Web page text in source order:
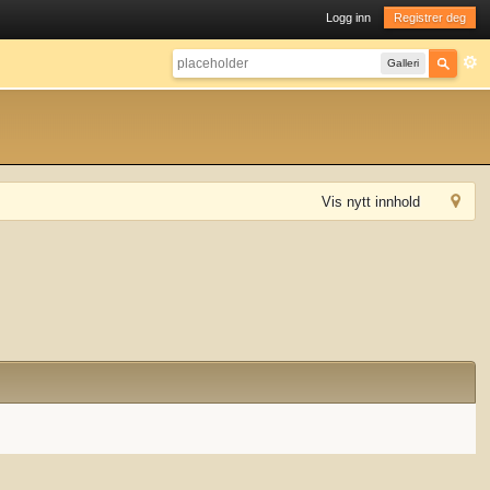
Logg inn Registrer deg
Galleri
Vis nytt innhold